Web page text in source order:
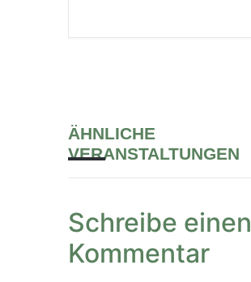
ÄHNLICHE
VERANSTALTUNGEN
Schreibe einen
Kommentar